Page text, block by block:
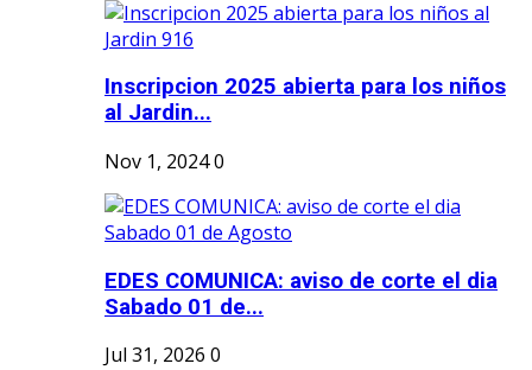
Inscripcion 2025 abierta para los niños
al Jardin...
Nov 1, 20240
EDES COMUNICA: aviso de corte el dia
Sabado 01 de...
Jul 31, 2026 0